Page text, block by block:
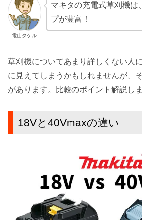
電山タケル
マキタの充電式草刈機は
プが豊富！
草刈機についてあまり詳しくない人
に見えてしまうかもしれませんが、
があります。比較のポイント解説しま
18Vと40Vmaxの違い